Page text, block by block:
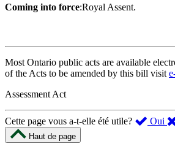
Coming into force:Royal Assent.
Most Ontario public acts are available
of the Acts to be amended by this bill visit
Assessment Act
Cette page vous a-t-elle été utile? Oui ,
Haut de page